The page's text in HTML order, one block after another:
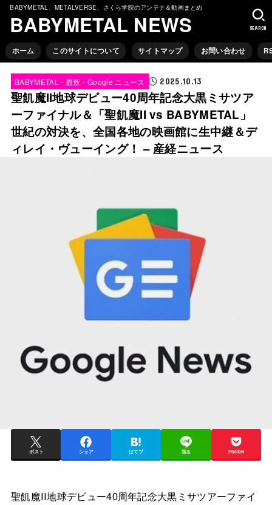
BABYMETAL、METALVERSE、さくら学院のアンテナ＆動画まとめ
BABYMETAL NEWS
ホーム このサイトについて サイトマップ お問い合わせ
SEARCH
BABYMETAL - 最新 - Google ニュース 2025.10.13
聖飢魔II地球デビュー40周年記念大黒ミサツア
ーファイナル＆「聖飢魔II vs BABYMETAL」
世紀の対決を、全国各地の映画館に生中継＆デ
ィレイ・ヴューイング！ – 産経ニュース
ポスト シェア はてブ 送る Pocket
聖飢魔II地球デビュー40周年記念大黒ミサツアーファイ